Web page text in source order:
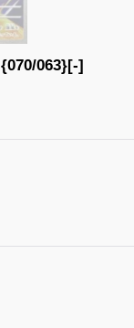
063}[-]